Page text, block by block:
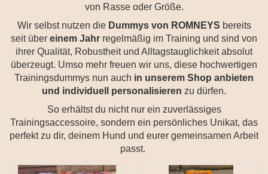
von Rasse oder Größe.
Wir selbst nutzen die Dummys von ROMNEYS bereits
seit über einem Jahr regelmäßig im Training und sind von
ihrer Qualität, Robustheit und Alltagstauglichkeit absolut
überzeugt. Umso mehr freuen wir uns, diese hochwertigen
Trainingsdummys nun auch in unserem Shop anbieten
und individuell personalisieren zu dürfen.
So erhältst du nicht nur ein zuverlässiges
Trainingsaccessoire, sondern ein persönliches Unikat, das
perfekt zu dir, deinem Hund und eurer gemeinsamen Arbeit
passt.